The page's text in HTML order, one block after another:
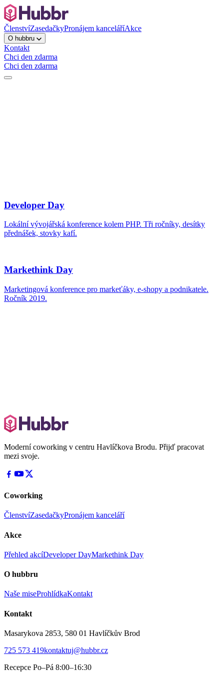
ČlenstvíZasedačkyPronájem kanceláříAkce
O hubbru
Kontakt
Chci den zdarma
Chci den zdarma
Moderní coworking v centru Havlíčkova Brodu. Přijď pracovat
mezi svoje.
Coworking
ČlenstvíZasedačkyPronájem kanceláří
Akce
Přehled akcíDeveloper DayMarkethink Day
O hubbru
Naše miseProhlídkaKontakt
Kontakt
Masarykova 2853, 580 01 Havlíčkův Brod
725 573 419kontaktuj@hubbr.cz
Recepce Po–Pá 8:00–16:30